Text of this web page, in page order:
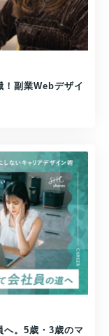
！副業Webデザイ
へ。5歳・3歳のマ